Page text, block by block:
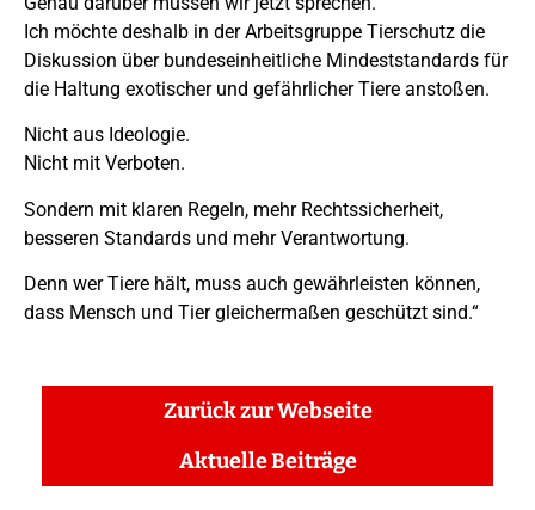
Ich möchte deshalb in der Arbeitsgruppe Tierschutz die
Diskussion über bundeseinheitliche Mindeststandards für
die Haltung exotischer und gefährlicher Tiere anstoßen.
Nicht aus Ideologie.
Nicht mit Verboten.
Sondern mit klaren Regeln, mehr Rechtssicherheit,
besseren Standards und mehr Verantwortung.
Denn wer Tiere hält, muss auch gewährleisten können,
dass Mensch und Tier gleichermaßen geschützt sind.“
Zurück zur Webseite
Aktuelle Beiträge